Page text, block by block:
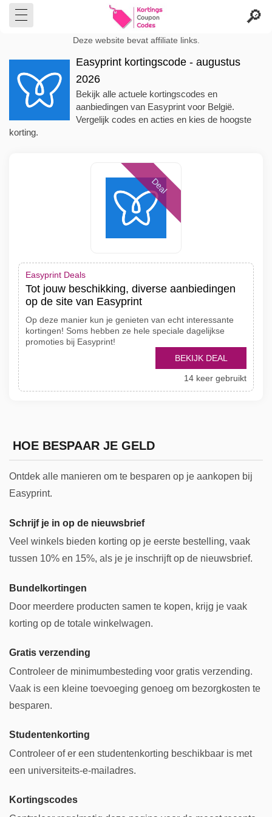
Deze website bevat affiliate links.
Easyprint kortingscode - augustus
2026
Bekijk alle actuele kortingscodes en
aanbiedingen van Easyprint voor België.
Vergelijk codes en acties en kies de hoogste
korting.
Deal
Easyprint Deals
Tot jouw beschikking, diverse aanbiedingen
op de site van Easyprint
Op deze manier kun je genieten van echt interessante
kortingen! Soms hebben ze hele speciale dagelijkse
promoties bij Easyprint!
BEKIJK DEAL
14 keer gebruikt
HOE BESPAAR JE GELD
Ontdek alle manieren om te besparen op je aankopen bij
Easyprint.
Schrijf je in op de nieuwsbrief
Veel winkels bieden korting op je eerste bestelling, vaak
tussen 10% en 15%, als je je inschrijft op de nieuwsbrief.
Bundelkortingen
Door meerdere producten samen te kopen, krijg je vaak
korting op de totale winkelwagen.
Gratis verzending
Controleer de minimumbesteding voor gratis verzending.
Vaak is een kleine toevoeging genoeg om bezorgkosten te
besparen.
Studentenkorting
Controleer of er een studentenkorting beschikbaar is met
een universiteits-e-mailadres.
Kortingscodes